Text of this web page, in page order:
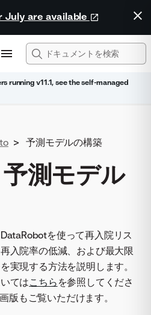
July are available
running v11.1, see the self-managed
> 予測モデルの構築
測モデル
を使って再入院リス
入院率の低減、および最大限
実現する方法を説明します。
てはこちら を参照してくださ
版もご覧いただけます。